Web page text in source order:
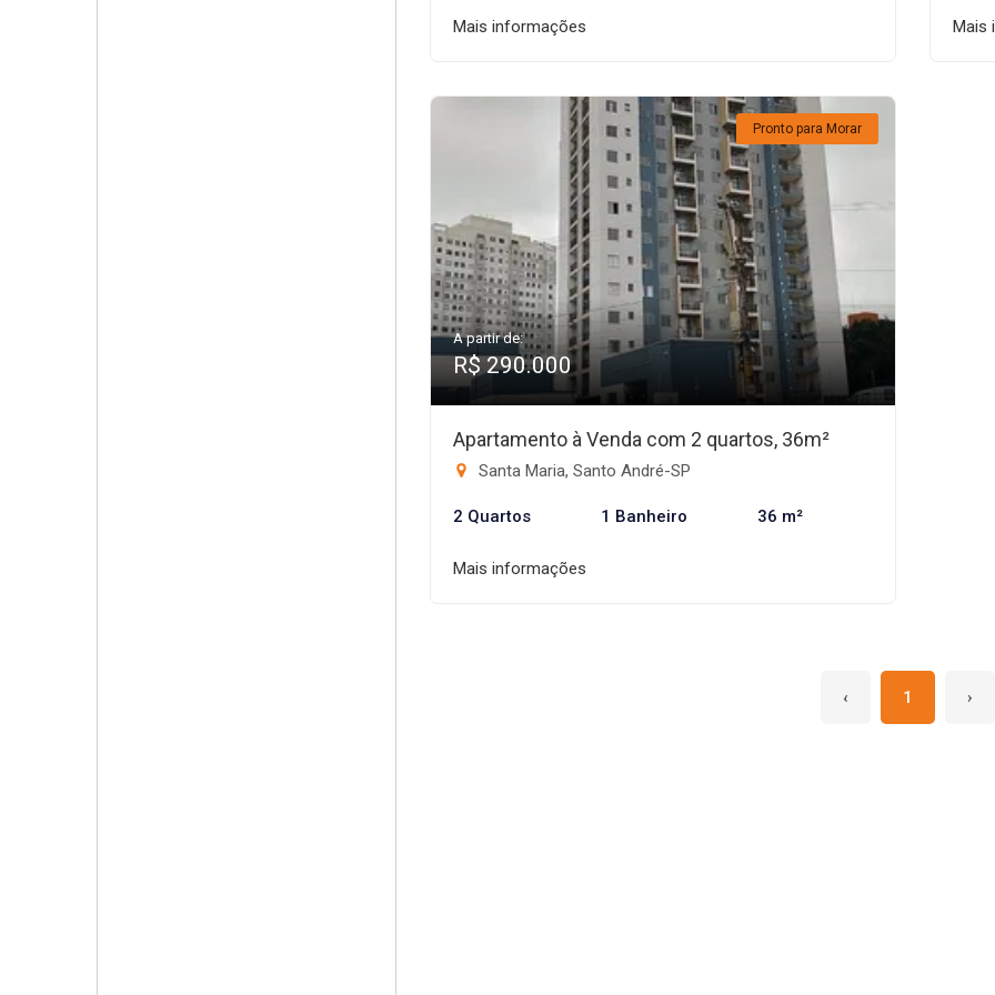
Mais informações Mais
Pronto para Morar
A partir de:
R$ 290.000
Apartamento à Venda com 2 quartos, 36m²
Santa Maria, Santo André-SP
2 Quartos 1 Banheiro 36 m²
Mais informações
‹ 1 ›